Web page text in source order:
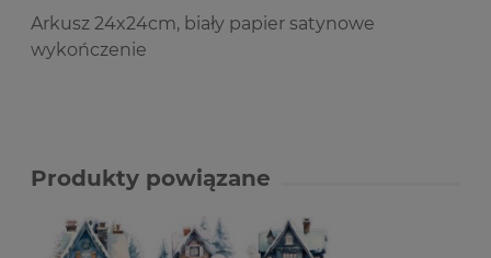
Arkusz 24x24cm, biały papier satynowe
wykończenie
Produkty powiązane